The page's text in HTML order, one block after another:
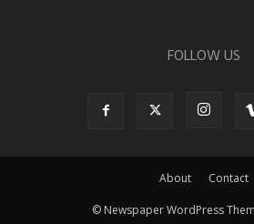
FOLLOW US
About Contact
© Newspaper WordPress